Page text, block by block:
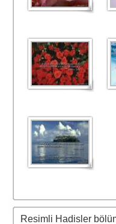
Resimli Hadisler